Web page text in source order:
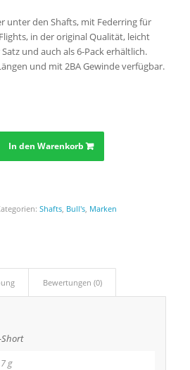
unter den Shafts, mit Federring für
in der original Qualität, leicht
und auch als 6-Pack erhältlich.
und mit 2BA Gewinde verfügbar.
In den Warenkorb
Shafts, Bull's, Marken
Bewertungen (0)
Short
g